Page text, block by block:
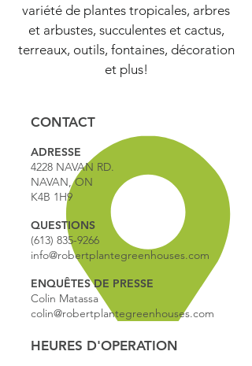
variété de plantes tropicales, arbres
et arbustes, succulentes et cactus,
terreaux, outils, fontaines, décoration
et plus!
CONTACT
ADRESSE
4228 NAVAN RD.
NAVAN, ON
K4B 1H9
QUESTIONS
(613) 835-9266
info@robertplantegreenhouses.com
ENQUÊTES DE PRESSE
Colin Matassa
colin@robertplantegreenhouses.com
HEURES D'OPERATION